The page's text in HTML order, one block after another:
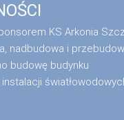
KS Arkonia
nadbudowa i
budowę budynku